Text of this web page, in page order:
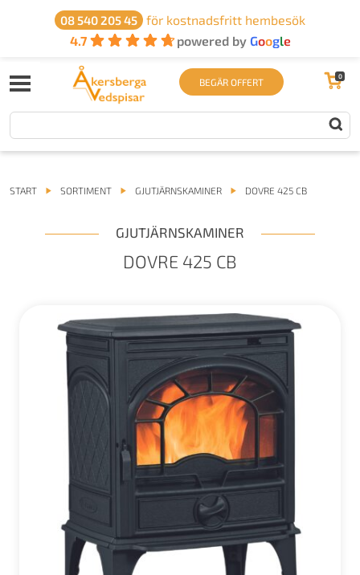
08 540 205 45
för kostnadsfritt hembesök
4.7
powered by Google
BEGÄR OFFERT 0
START SORTIMENT GJUTJÄRNSKAMINER DOVRE 425 CB
GJUTJÄRNSKAMINER
DOVRE 425 CB